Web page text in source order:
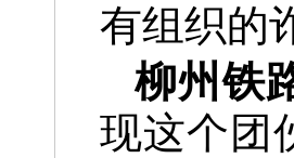
有组织的
柳州铁
现这个团